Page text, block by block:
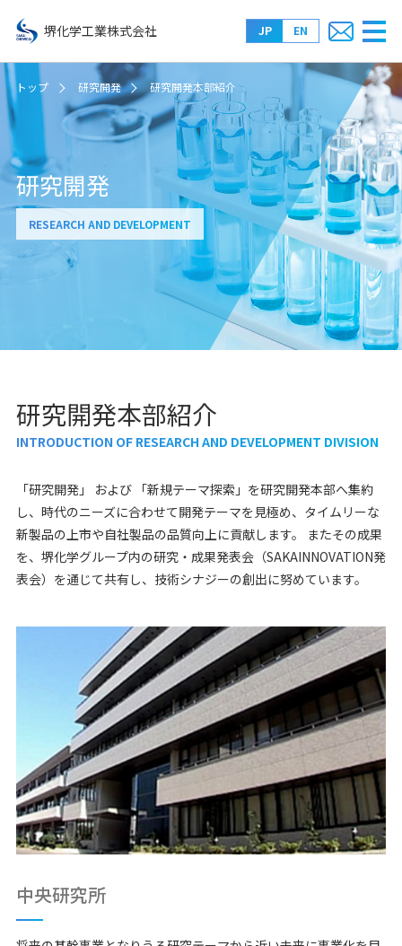
堺化学工業株式会社 JP EN
トップ 研究開発 研究開発本部紹介
研究開発
RESEARCH AND DEVELOPMENT
研究開発本部紹介
INTRODUCTION OF RESEARCH AND DEVELOPMENT DIVISION
「研究開発」 および 「新規テーマ探索」を研究開発本部へ集約
し、時代のニーズに合わせて開発テーマを見極め、タイムリーな
新製品の上市や自社製品の品質向上に貢献します。
またその成果
を、堺化学グループ内の研究・成果発表会（SAKAINNOVATION発
表会）を通じて共有し、技術シナジーの創出に努めています。
中央研究所